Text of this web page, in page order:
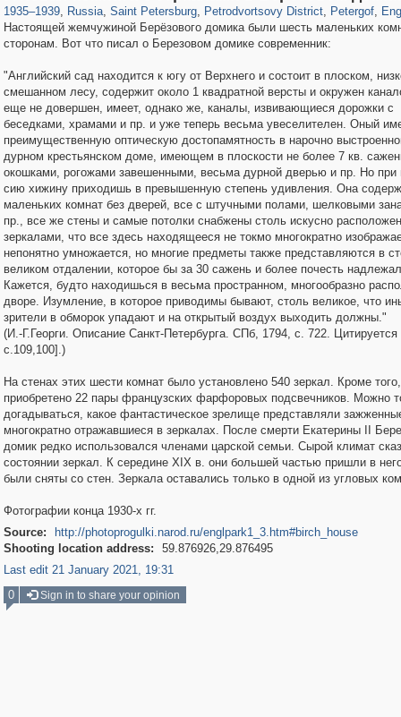
1935–1939, Russia, Saint Petersburg, Petrodvortsovy District, Petergof,
Настоящей жемчужиной Берёзового домика были шесть маленьких
сторонам. Вот что писал о Березовом домике современник:
"Английский сад находится к югу от Верхнего и состоит в плоском,
смешанном лесу, содержит около 1 квадратной версты и окружен
еще не довершен, имеет, однако же, каналы, извивающиеся дорожки с
беседками, храмами и пр. и уже теперь весьма увеселителен. Оный
преимущественную оптическую достопамятность в нарочно
дурном крестьянском доме, имеющем в плоскости не более 7 кв.
окошками, рогожами завешенными, весьма дурной дверью и пр. Но при
сию хижину приходишь в превышенную степень удивления. Она
маленьких комнат без дверей, все с штучными полами, шелковыми
пр., все же стены и самые потолки снабжены столь искусно
зеркалами, что все здесь находящееся не токмо многократно
непонятно умножается, но многие предметы также представляются в
великом отдалении, которое бы за 30 сажень и более почесть
Кажется, будто находишься в весьма пространном, многообразно
дворе. Изумление, в которое приводимы бывают, столь великое, что
зрители в обморок упадают и на открытый воздух выходить должны."
(И.-Г.Георги. Описание Санкт-Петербурга. СПб, 1794, с. 722. Цитируется
с.109,100].)
На стенах этих шести комнат было установлено 540 зеркал. Кроме
приобретено 22 пары французских фарфоровых подсвечников. Можно
догадываться, какое фантастическое зрелище представляли
многократно отражавшиеся в зеркалах. После смерти Екатерины II
домик редко использовался членами царской семьи. Сырой климат
состоянии зеркал. К середине XIX в. они большей частью пришли в
были сняты со стен. Зеркала оставались только в одной из угловых
Фотографии конца 1930-х гг.
Source:
http://photoprogulki.narod.ru/englpark1_3.htm#birch_house
Shooting location address:
59.876926,29.876495
Last edit 21 January 2021, 19:31
0
Sign in to share your opinion